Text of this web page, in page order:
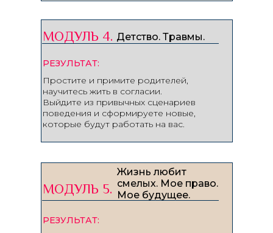
Жизнь любит
смелых. Мое право.
Мое будущее.
МОДУЛЬ 5.
РЕЗУЛЬТАТ:
Детство. Травмы.
МОДУЛЬ 4.
РЕЗУЛЬТАТ:
Простите и примите родителей,
научитесь жить в согласии.
Выйдите из привычных сценариев
поведения и сформируете новые,
которые будут работать на вас.